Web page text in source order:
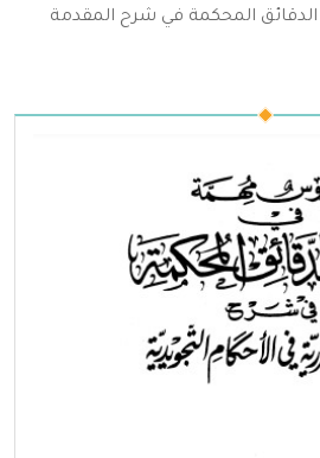
المحكمة في شرح المقدمة